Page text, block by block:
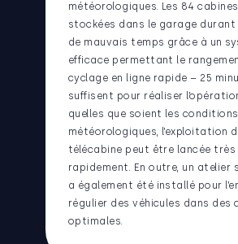
météorologiques. Les 84
stockées dans le garage durant
de mauvais temps grâce à un
efficace permettant le
cyclage en ligne rapide – 25
suffisent pour réaliser
quelles que soient les conditions
météorologiques, l’exploitation
télécabine peut être lancée très
rapidement. En outre, un atelier
a également été installé pour
régulier des véhicules dans des
optimales.